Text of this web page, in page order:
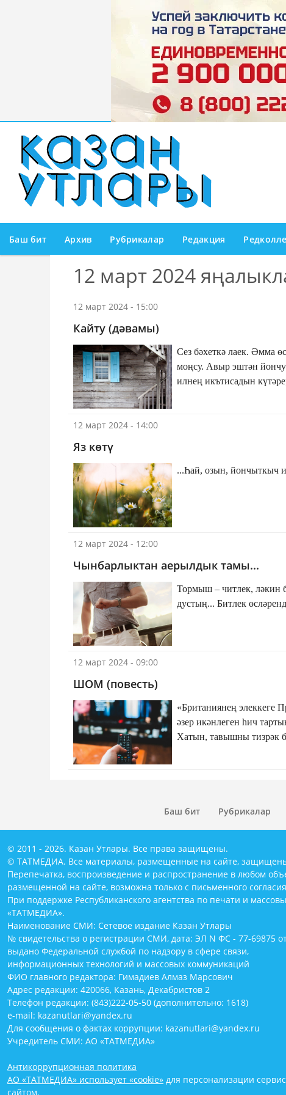
Баш бит Архив Рубрикалар Редакция
12 март 2024
12 март 2024 - 15:00
Кайту (дәвамы)
Сез бәхеткә лаек. Әмма
моңсу. Авыр эштән йончуыгыз, ач
илнең икътисадын күтәрергә, аның куәтен ныгытырга тырыша. Ләкин
Алар нәрсә теләсә,
12 март 2024 - 14:00
Яз көтү
12 март 2024 - 12:00
Чынбарлыктан аерылдык тамы...
Тормыш – читлек, ләкин безнең заман – Читлек эчләрендә
дустың... Битлек
12 март 2024 - 09:00
ШОМ (повесть)
«Британиянең элеккеге
әзер икәнлеген һич
Хатын, тавышны тизрәк
ашыкты. Тик Филүс
Баш бит Рубрикалар
© 2011 - 2026. Казан Утлары. Все права защищены.
© ТАТМЕДИА. Все материалы, размещенные на сайте,
Перепечатка, воспроизведение и распространение в любом
размещенной на сайте, возможна только с письменного
При поддержке Республиканского агентства по печати и
«ТАТМЕДИА».
Наименование СМИ: Сетевое издание Казан Утлары
№ свидетельства о регистрации СМИ, дата: ЭЛ N ФС - 77-69875
выдано Федеральной службой по надзору в сфере связи,
информационных технологий и массовых коммуникаций
ФИО главного редактора: Гимадиев Алмаз Марсович
Адрес редакции: 420066, Казань, Декабристов 2
Телефон редакции: (843)222-05-50 (дополнительно: 1618)
e-mail: kazanutlari@yandex.ru
Для сообщения о фактах коррупции: kazanutlari@yandex.ru
Учредитель СМИ: АО «ТАТМЕДИА»
Антикоррупционная политика
АО «ТАТМЕДИА» использует «cookie» для персонализации
сайтом.